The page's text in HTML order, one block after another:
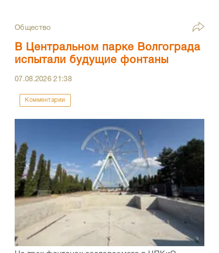
Общество
В Центральном парке Волгограда
испытали будущие фонтаны
07.08.202621:38
Комментарии